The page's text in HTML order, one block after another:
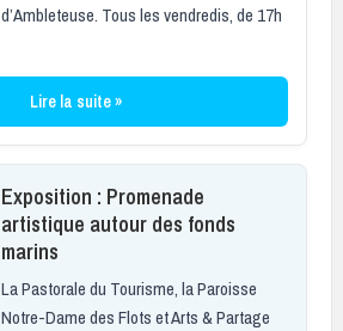
d’Ambleteuse. Tous les vendredis, de 17h
Lire la suite »
Exposition : Promenade
artistique autour des fonds
marins
La Pastorale du Tourisme, la Paroisse
Notre-Dame des Flots et Arts & Partage